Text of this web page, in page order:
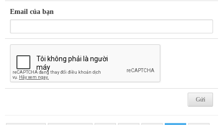
Email của bạn